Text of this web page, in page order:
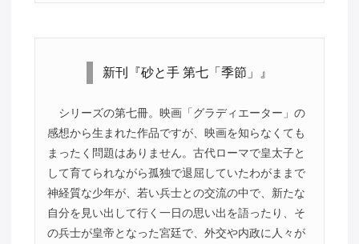
新刊『砂と手 第七「季節」』
シリーズの第七冊。映画「グラディエーター」の
感想から生まれた作品ですが、映画を知らなくても
まったく問題はありません。古代ローマで皇太子と
して育てられながら孤独で退屈していたわがままで
神経質な少年が、若い兵士との交流の中で、新たな
自分を見い出して行く一日の思い出を語ったり、そ
の兵士が皇帝となった宮廷で、外交や内政に人々が